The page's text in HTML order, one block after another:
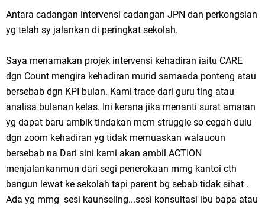
Antara cadangan intervensi cadangan JPN dan perkongsian
yg telah sy jalankan di peringkat sekolah.
Saya menamakan projek intervensi kehadiran iaitu CARE
dgn Count mengira kehadiran murid samaada ponteng atau
bersebab dgn KPI bulan. Kami trace dari guru ting atau
analisa bulanan kelas. Ini kerana jika menanti surat amaran
yg dapat baru ambik tindakan mcm struggle so cegah dulu
dgn zoom kehadiran yg tidak memuaskan walauoun
bersebab na Dari sini kami akan ambil ACTION
menjalankanmun dari segi penerokaan mmg kantoi cth
bangun lewat ke sekolah tapi parent bg sebab tidak sihat .
Ada yg mmg sesi kaunseling...sesi konsultasi ibu bapa atau